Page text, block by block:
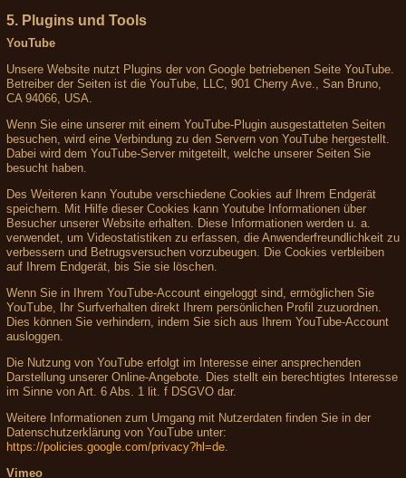
5. Plugins und Tools
YouTube
Unsere Website nutzt Plugins der von Google betriebenen Seite YouTube.
Betreiber der Seiten ist die YouTube, LLC, 901 Cherry Ave., San Bruno,
CA 94066, USA.
Wenn Sie eine unserer mit einem YouTube-Plugin ausgestatteten Seiten
besuchen, wird eine Verbindung zu den Servern von YouTube hergestellt.
Dabei wird dem YouTube-Server mitgeteilt, welche unserer Seiten Sie
besucht haben.
Des Weiteren kann Youtube verschiedene Cookies auf Ihrem Endgerät
speichern. Mit Hilfe dieser Cookies kann Youtube Informationen über
Besucher unserer Website erhalten. Diese Informationen werden u. a.
verwendet, um Videostatistiken zu erfassen, die Anwenderfreundlichkeit zu
verbessern und Betrugsversuchen vorzubeugen. Die Cookies verbleiben
auf Ihrem Endgerät, bis Sie sie löschen.
Wenn Sie in Ihrem YouTube-Account eingeloggt sind, ermöglichen Sie
YouTube, Ihr Surfverhalten direkt Ihrem persönlichen Profil zuzuordnen.
Dies können Sie verhindern, indem Sie sich aus Ihrem YouTube-Account
ausloggen.
Die Nutzung von YouTube erfolgt im Interesse einer ansprechenden
Darstellung unserer Online-Angebote. Dies stellt ein berechtigtes Interesse
im Sinne von Art. 6 Abs. 1 lit. f DSGVO dar.
Weitere Informationen zum Umgang mit Nutzerdaten finden Sie in der
Datenschutzerklärung von YouTube unter:
https://policies.google.com/privacy?hl=de
Vimeo